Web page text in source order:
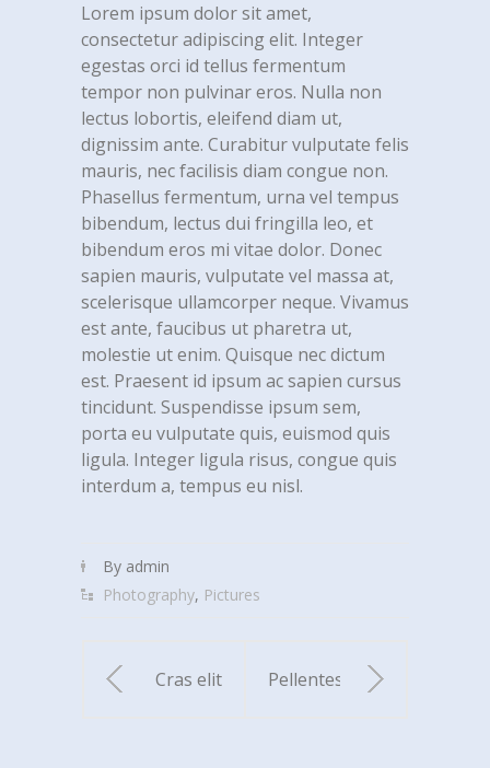
Lorem ipsum dolor sit amet,
consectetur adipiscing elit. Integer
egestas orci id tellus fermentum
tempor non pulvinar eros. Nulla non
lectus lobortis, eleifend diam ut,
dignissim ante. Curabitur vulputate felis
mauris, nec facilisis diam congue non.
Phasellus fermentum, urna vel tempus
bibendum, lectus dui fringilla leo, et
bibendum eros mi vitae dolor. Donec
sapien mauris, vulputate vel massa at,
scelerisque ullamcorper neque. Vivamus
est ante, faucibus ut pharetra ut,
molestie ut enim. Quisque nec dictum
est. Praesent id ipsum ac sapien cursus
tincidunt. Suspendisse ipsum sem,
porta eu vulputate quis, euismod quis
ligula. Integer ligula risus, congue quis
interdum a, tempus eu nisl.
By admin
Photography, Pictures
Cras elit Pellentesque